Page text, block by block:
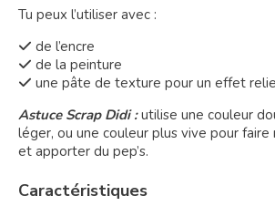
Tu peux l’utiliser avec :
 de l’encre
 de la peinture
 une pâte de texture pour un effet
Astuce Scrap Didi : utilise une couleur
léger, ou une couleur plus vive pour
et apporter du pep’s.
Caractéristiques